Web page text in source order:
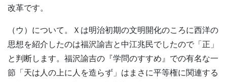
改革です。
（ウ）について。Ｘは明治初期の文明開化のころに西洋の
思想を紹介したのは福沢諭吉と中江兆民でしたので「正」
と判断します。福沢諭吉の『学問のすすめ』での有名な一
節「天は人の上に人を造らず」はまさに平等権に関連する